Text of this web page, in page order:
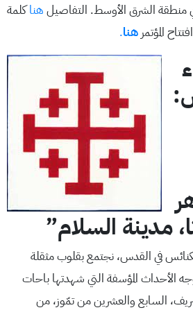
منطقة الشرق الأوسط. التفاصيل هناكلمة
المؤتمر هنا.
مدينة السلام”
في القدس، نجتمع بقلوب مثقلة
الأحداث المؤسفة التي شهدتها باحات
السابع والعشرين من تمّوز، من